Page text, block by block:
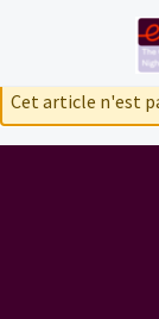
Cet article n'est